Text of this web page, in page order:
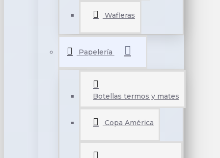
Wafleras
Papelería
Botellas termos y mates
Copa América